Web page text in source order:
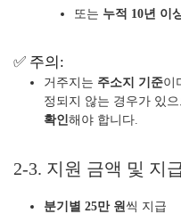
또는 누적 10년 이
✅ 주의:
거주지는 주소지 기준이
정되지 않는 경우가 있으
확인해야 합니다.
2-3. 지원 금액 및 지
분기별 25만 원 씩 지급